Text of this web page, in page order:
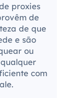
proxies
de
de que
e são
ou
com